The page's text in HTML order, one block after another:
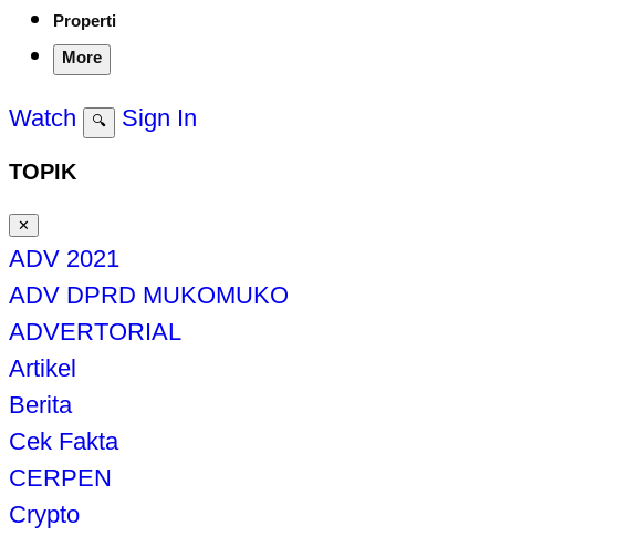
Properti
More
Watch 🔍 Sign In
TOPIK
✕
ADV 2021
ADV DPRD MUKOMUKO
ADVERTORIAL
Artikel
Berita
Cek Fakta
CERPEN
Crypto